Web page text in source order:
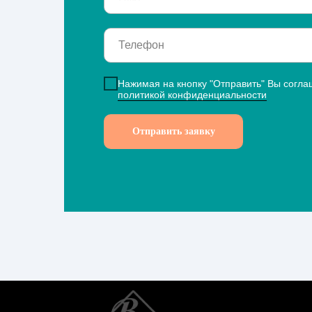
Нажимая на кнопку "Отправить" Вы
политикой конфиденциальности
Отправить заявку